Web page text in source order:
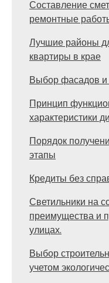
Составление
ремонтные
Лучшие районы
квартиры в крае
Выбор фасадов и
Принцип
характеристики
Порядок
этапы
Кредиты без
Светильники на
преимущества и
улицах.
Выбор
учетом